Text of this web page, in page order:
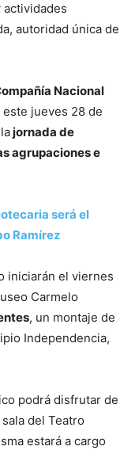
autoridad única de
Nacional
jueves 28 de
jornada de
agrupaciones e
será el
Ramírez
iniciarán el viernes
Carmelo
, un montaje de
Independencia,
podrá disfrutar de
del Teatro
estará a cargo